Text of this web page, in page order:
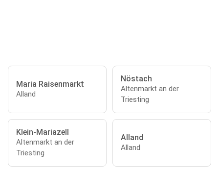
Maria Raisenmarkt
Alland
Nöstach
Altenmarkt an der
Triesting
Klein-Mariazell
Altenmarkt an der
Triesting
Alland
Alland